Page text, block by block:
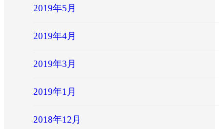
2019年5月
2019年4月
2019年3月
2019年1月
2018年12月